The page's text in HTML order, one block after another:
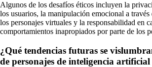
Algunos de los desafíos éticos incluyen la
los usuarios, la manipulación emocional a
los personajes virtuales y la responsabilidad en
comportamientos inapropiados por parte de los
¿Qué tendencias futuras se
de personajes de inteligencia